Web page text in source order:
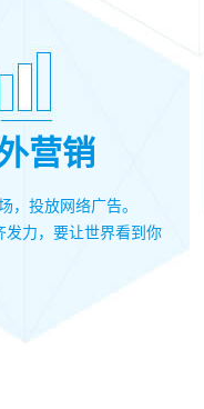
营销
，投放网络广告。
发力，要让世界看到你